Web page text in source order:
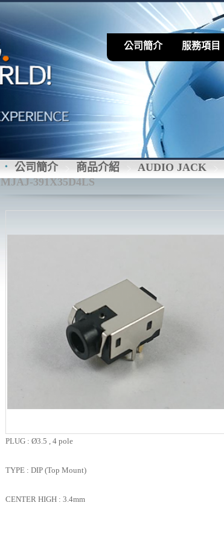
公司簡介 服務項目
公司簡介 商品介紹 AUDIO JACK
MJAJ-391X35D4LS
PLUG : Ø3.5 , 4 pole
TYPE : DIP (Top Mount)
CENTER HIGH : 3.4mm